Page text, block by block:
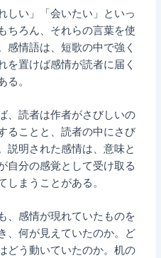
しい」「会いたい」といっ
ちろん、それらの言葉を使
感情語は、短歌の中で強く
を置けば感情が読者に届く
る。
、読者は作者がさびしいの
ることと、読者の中にさび
説明された感情は、意味と
自分の感覚として受け取る
しまうことがある。
、感情が現れていたものを
、何が見えていたのか。ど
どう動いていたのか。机の